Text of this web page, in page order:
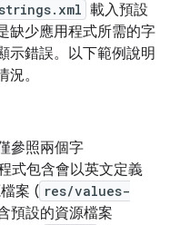
載入預設
缺少應用程式所需的字
示錯誤。以下範例說明
。
參照兩個字
式包含會以英文定義
案 ( res/values-
預設的資源檔案